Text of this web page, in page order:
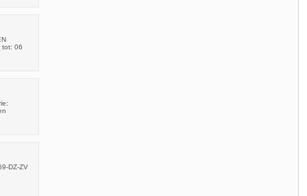
tot: 06
DZ-ZV